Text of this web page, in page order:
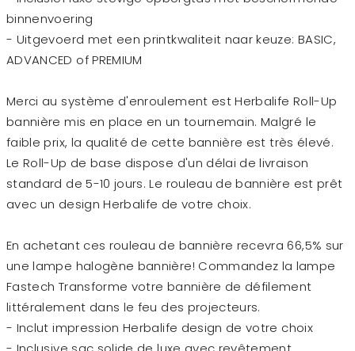
binnenvoering
- Uitgevoerd met een printkwaliteit naar keuze: BASIC,
ADVANCED of PREMIUM
Merci au système d'enroulement est Herbalife Roll-Up
bannière mis en place en un tournemain. Malgré le
faible prix, la qualité de cette bannière est très élevé.
Le Roll-Up de base dispose d'un délai de livraison
standard de 5-10 jours. Le rouleau de bannière est prêt
avec un design Herbalife de votre choix.
En achetant ces rouleau de bannière recevra 66,5% sur
une lampe halogène bannière! Commandez la lampe
Fastech Transforme votre bannière de défilement
littéralement dans le feu des projecteurs.
- Inclut impression Herbalife design de votre choix